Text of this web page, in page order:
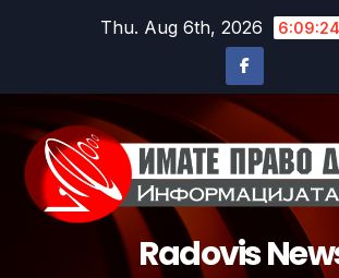
Thu. Aug 6th, 2026
Radovis